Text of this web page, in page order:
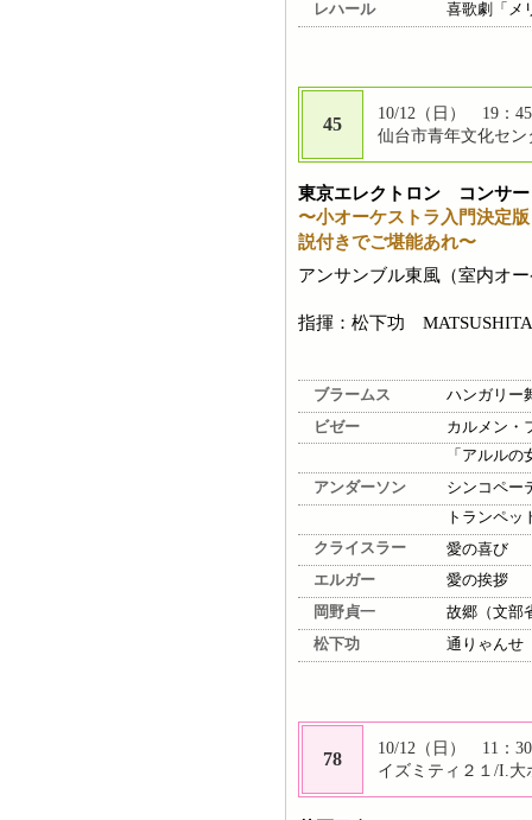
レハール
喜歌劇「メ
45
10/12（日） 19：
仙台市青年文化セ
東京エレクトロン コンサー
〜小オーケストラ入門決定
説付きでご堪能あれ〜
アンサンブル東風（室内オ
指揮：松下功
ブラームス
ハンガリー
ビゼー
カルメン・
「アルルの
アンダーソン
シンコペー
トランペッ
クライスラー
愛の喜び
エルガー
愛の挨拶
岡野貞一
故郷（文部
松下功
通りゃんせ
78
10/12（日） 11：
イズミティ２１/I.大